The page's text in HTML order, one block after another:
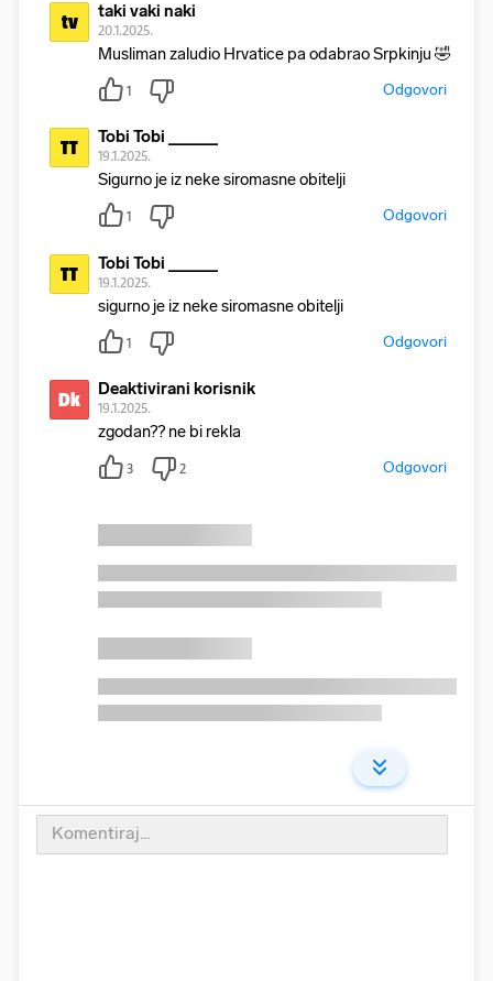
tv taki vaki naki
20.1.2025.
Musliman zaludio Hrvatice pa odabrao Srpkinju 🤣
1 Odgovori
TT Tobi Tobi _____
19.1.2025.
Sigurno je iz neke siromasne obitelji
1 Odgovori
TT Tobi Tobi _____
19.1.2025.
sigurno je iz neke siromasne obitelji
1 Odgovori
Dk Deaktivirani korisnik
19.1.2025.
zgodan?? ne bi rekla
3 2 Odgovori